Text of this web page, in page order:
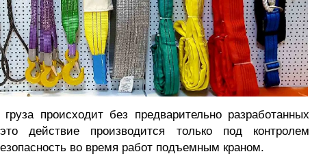
происходит без предварительно разработанных
действие производится только под контролем
во время работ подъемным краном.